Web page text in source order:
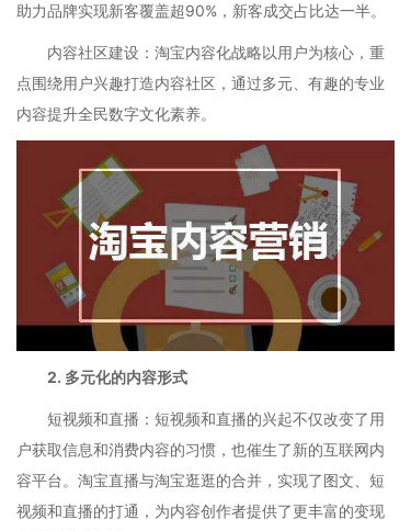
助力品牌实现新客覆盖超90%，新客成交占比达一半。
内容社区建设：淘宝内容化战略以用户为核心，重
点围绕用户兴趣打造内容社区，通过多元、有趣的专业
内容提升全民数字文化素养。
2. 多元化的内容形式
短视频和直播：短视频和直播的兴起不仅改变了用
户获取信息和消费内容的习惯，也催生了新的互联网内
容平台。淘宝直播与淘宝逛逛的合并，实现了图文、短
视频和直播的打通，为内容创作者提供了更丰富的变现